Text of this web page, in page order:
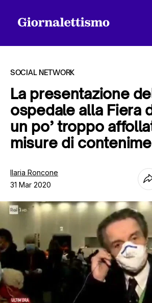
Tutti gli articoli
SOCIAL NETWORK
La presentazione
ospedale alla Fiera
un po’ troppo
misure di
Ilaria Roncone
31 Mar 2020